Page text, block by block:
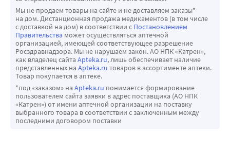
Мы не продаем товары на сайте и не доставляем заказы*
на дом. Дистанционная продажа медикаментов (в том числе
с доставкой на дом) в соответствии с Постановлением
Правительства может осуществляться аптечной
организацией, имеющей соответствующее разрешение
Росздравнадзора. Мы не нарушаем закон. АО НПК «Катрен»,
как владелец сайта Apteka.ru, лишь обеспечивает наличие
представленных на Apteka.ru товаров в ассортименте аптеки.
Товар покупается в аптеке.
*под «заказом» на Apteka.ru понимается формирование
пользователем сайта заявки в адрес поставщика (АО НПК
«Катрен») от имени аптечной организации на поставку
выбранного товара в соответствии с заключенным между
последними договором поставки